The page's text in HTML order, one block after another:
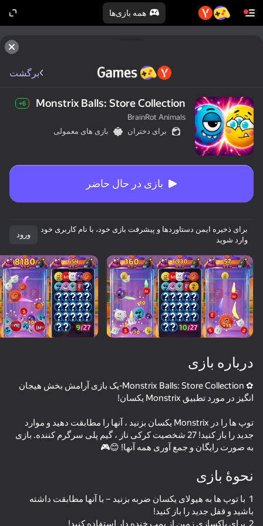
همه بازی‌ها
Cookie Clicker
53
67
50
برگشت
Monstrix Balls: Store Collection
6+
BrainRot Animals
برای دختران
بازی های معمولی
بازی در حال حاضر
برای ذخیره ایمن دستاوردها و پیشرفت بازی خود، با نام کاربری خود
وارد شوید
ورود
درباره بازی
✿ Monstrix Balls: Store Collection-یک بازی آرامش بخش هیجان
توپ ها را در Monstrix یکسان بزنید ، آنها را مطابقت دهید و موارد
جدید را باز کنید! 27 شخصیت کرکی ناز ، گیم پلی سرگرم کننده. بازی
به صورت رایگان و جمع آوری همه آنها! 😊🎮
نحوۀ بازی
1 ️ با توپ ها به هیولای یکسان ضربه بزنید – با آنها مطابقت داشته